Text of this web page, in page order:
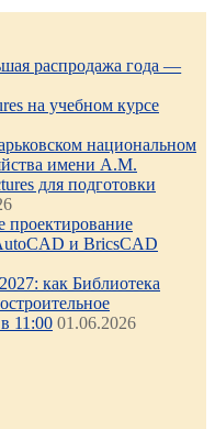
распродажа года —
на учебном курсе
национальном
имени А.М.
для подготовки
проектирование
и BricsCAD
как Библиотека
11:00 01.06.2026